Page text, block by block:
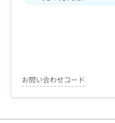
お問い合わせコード